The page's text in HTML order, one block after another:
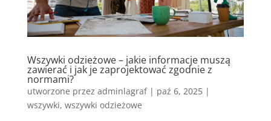
Wszywki odzieżowe – jakie informacje muszą
zawierać i jak je zaprojektować zgodnie z
normami?
utworzone przez adminlagraf| paź 6, 2025|
wszywki, wszywki odzieżowe